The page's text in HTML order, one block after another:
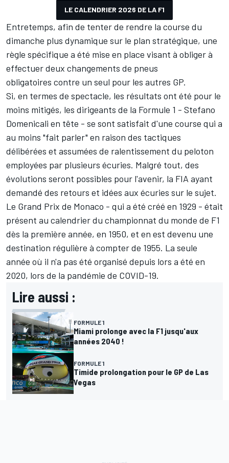
LE CALENDRIER 2026 DE LA F1
Entretemps, afin de tenter de rendre la course du
dimanche plus dynamique sur le plan stratégique, une
règle spécifique a été mise en place visant à obliger à
effectuer deux changements de pneus
obligatoires contre un seul pour les autres GP.
Si, en termes de spectacle, les résultats ont été pour le
moins mitigés, les dirigeants de la Formule 1 - Stefano
Domenicali en tête - se sont satisfait d'une course qui a
au moins "fait parler" en raison des tactiques
délibérées et assumées de ralentissement du peloton
employées par plusieurs écuries. Malgré tout, des
évolutions seront possibles pour l'avenir, la FIA ayant
demandé des retours et idées aux écuries sur le sujet.
Le Grand Prix de Monaco - qui a été créé en 1929 - était
présent au calendrier du championnat du monde de F1
dès la première année, en 1950, et en est devenu une
destination régulière à compter de 1955. La seule
année où il n'a pas été organisé depuis lors a été en
2020, lors de la pandémie de COVID-19.
Lire aussi :
FORMULE 1
Miami prolonge avec la F1 jusqu'aux
années 2040 !
FORMULE 1
Timide prolongation pour le GP de Las
Vegas